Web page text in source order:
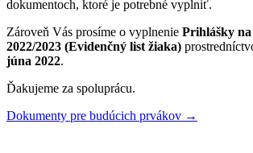
dokumentoch, ktoré je potrebné vyplniť.
Zároveň Vás prosíme o vyplnenie Prihlášky
2022/2023 (Evidenčný list žiaka)
júna 2022.
Ďakujeme za spoluprácu.
Dokumenty pre budúcich prvákov →